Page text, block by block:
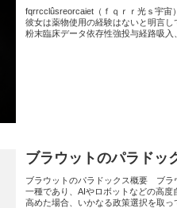
fqrrcclûsreorcaiet（ｆｑｒｒ光ｓ宇
彼女は薬物使用の経験はないと明言
粉末臨床データ依存性強投与経路吸入
ブラウットのパラドッ
ブラウットのパラドックス概要 ブラ
一種であり、AIやロボットなどの高
高めた場合、いかなる政策選択を取っ